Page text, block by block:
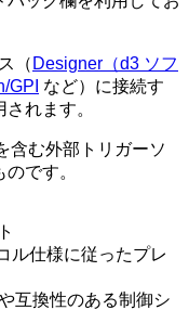
（ Designer（d3 ソフ
GPI など）に接続す
れます。
含む外部トリガーソ
です。
ル仕様に従ったプレ
互換性のある制御シ